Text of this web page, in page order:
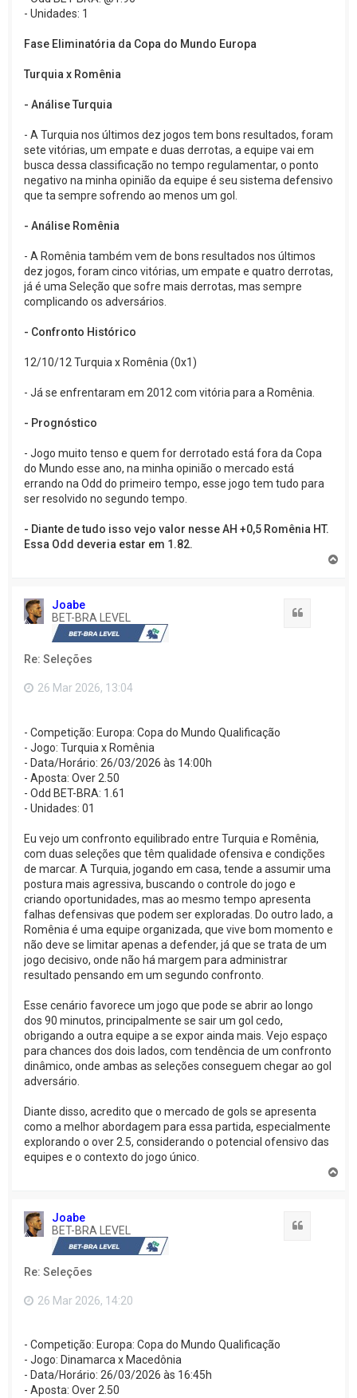
- Unidades: 1
Fase Eliminatória da Copa do Mundo Europa
Turquia x Romênia
- Análise Turquia
- A Turquia nos últimos dez jogos tem bons resultados, foram
sete vitórias, um empate e duas derrotas, a equipe vai em
busca dessa classificação no tempo regulamentar, o ponto
negativo na minha opinião da equipe é seu sistema defensivo
que ta sempre sofrendo ao menos um gol.
- Análise Romênia
- A Romênia também vem de bons resultados nos últimos
dez jogos, foram cinco vitórias, um empate e quatro derrotas,
já é uma Seleção que sofre mais derrotas, mas sempre
complicando os adversários.
- Confronto Histórico
12/10/12 Turquia x Romênia (0x1)
- Já se enfrentaram em 2012 com vitória para a Romênia.
- Prognóstico
- Jogo muito tenso e quem for derrotado está fora da Copa
do Mundo esse ano, na minha opinião o mercado está
errando na Odd do primeiro tempo, esse jogo tem tudo para
ser resolvido no segundo tempo.
- Diante de tudo isso vejo valor nesse AH +0,5 Romênia HT.
Essa Odd deveria estar em 1.82.
Joabe
BET-BRA LEVEL
Re: Seleções
26 Mar 2026, 13:04
- Competição: Europa: Copa do Mundo Qualificação
- Jogo: Turquia x Romênia
- Data/Horário: 26/03/2026 às 14:00h
- Aposta: Over 2.50
- Odd BET-BRA: 1.61
- Unidades: 01
Eu vejo um confronto equilibrado entre Turquia e Romênia,
com duas seleções que têm qualidade ofensiva e condições
de marcar. A Turquia, jogando em casa, tende a assumir uma
postura mais agressiva, buscando o controle do jogo e
criando oportunidades, mas ao mesmo tempo apresenta
falhas defensivas que podem ser exploradas. Do outro lado, a
Romênia é uma equipe organizada, que vive bom momento e
não deve se limitar apenas a defender, já que se trata de um
jogo decisivo, onde não há margem para administrar
resultado pensando em um segundo confronto.
Esse cenário favorece um jogo que pode se abrir ao longo
dos 90 minutos, principalmente se sair um gol cedo,
obrigando a outra equipe a se expor ainda mais. Vejo espaço
para chances dos dois lados, com tendência de um confronto
dinâmico, onde ambas as seleções conseguem chegar ao gol
adversário.
Diante disso, acredito que o mercado de gols se apresenta
como a melhor abordagem para essa partida, especialmente
explorando o over 2.5, considerando o potencial ofensivo das
equipes e o contexto do jogo único.
Joabe
BET-BRA LEVEL
Re: Seleções
26 Mar 2026, 14:20
- Competição: Europa: Copa do Mundo Qualificação
- Jogo: Dinamarca x Macedônia
- Data/Horário: 26/03/2026 às 16:45h
- Aposta: Over 2.50